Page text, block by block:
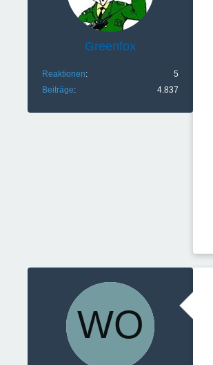
Greenfox
Reaktionen
5
Beiträge
4.837